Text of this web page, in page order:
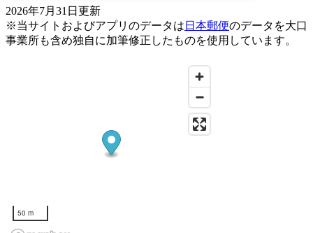
2026年7月31日更新
※当サイトおよびアプリのデータは 日本郵便のデータを大口
事業所も含め独自に加筆修正したものを使用しています。
50 m